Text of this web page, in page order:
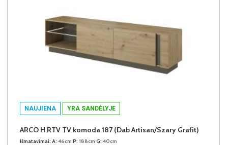
NAUJIENA YRA SANDĖLYJE
ARCO H RTV TV komoda 187 (Dab Artisan/Szary Grafit)
Išmatavimai: A: 46cm P: 188cm G: 40cm